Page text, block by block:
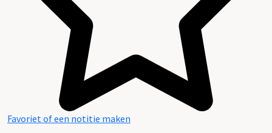
Favoriet of een notitie maken